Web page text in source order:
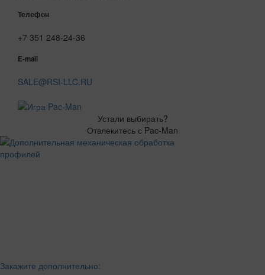
Телефон
+7 351 248-24-36
E-mail
SALE@RSI-LLC.RU
Устали выбирать?
Отвлекитесь с Pac-Man
Закажите дополнительно: